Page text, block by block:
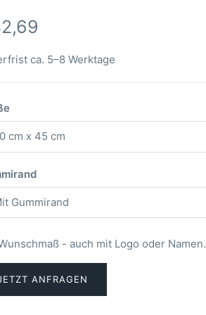
habituel
ca. 5–8 Werktage
cm x 45 cm
Gummirand
- auch mit Logo oder Namen.
ANFRAGEN